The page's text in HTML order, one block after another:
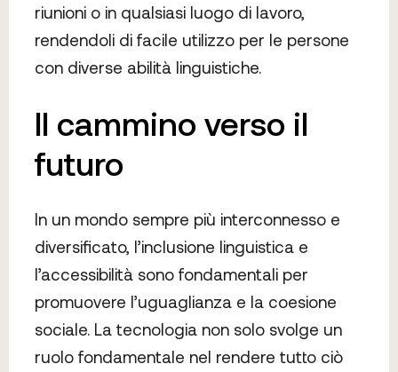
riunioni o in qualsiasi luogo di lavoro,
rendendoli di facile utilizzo per le persone
con diverse abilità linguistiche.
Il cammino verso il
futuro
In un mondo sempre più interconnesso e
diversificato, l’inclusione linguistica e
l’accessibilità sono fondamentali per
promuovere l’uguaglianza e la coesione
sociale. La tecnologia non solo svolge un
ruolo fondamentale nel rendere tutto ciò